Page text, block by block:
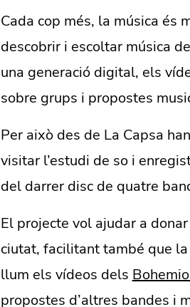
Cada cop més, la música és
descobrir i escoltar música
una generació digital, els
sobre grups i propostes
Per això des de La Capsa
visitar l’estudi de so i
del darrer disc de quatre
El projecte vol ajudar a
ciutat, facilitant també que
llum els vídeos dels
propostes d’altres bandes i